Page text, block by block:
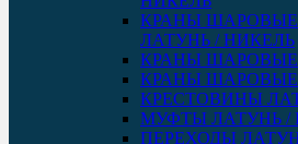
КРАНЫ ШАРОВЫЕ
ЛАТУНЬ / НИКЕЛЬ
КРАНЫ ШАРОВЫЕ
КРАНЫ ШАРОВЫЕ
КРЕСТОВИНЫ
МУФТЫ ЛАТУНЬ /
ПЕРЕХОДЫ